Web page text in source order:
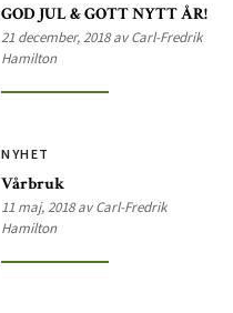
GOD JUL & GOTT NYTT ÅR!
21 december, 2018 av Carl-Fredrik
Hamilton
NYHET
Vårbruk
11 maj, 2018 av Carl-Fredrik
Hamilton